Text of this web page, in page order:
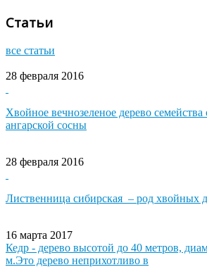
Статьи
все статьи
28 февраля 2016
Хвойное вечнозеленое дерево
ангарской сосны
28 февраля 2016
Лиственница сибирская – род хвойных
16 марта 2017
Кедр - дерево высотой до 40 метров,
м.Это дерево неприхотливо в